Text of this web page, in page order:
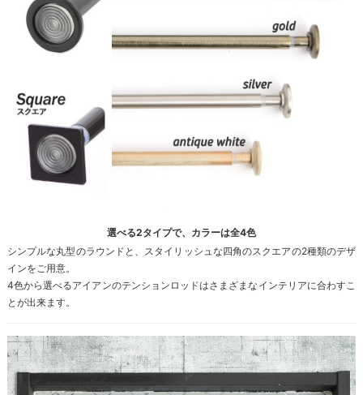
選べる2タイプで、カラーは全4色
シンプルな丸型のラウンドと、スタイリッシュな四角のスクエアの2種類のデザ
インをご用意。
4色から選べるアイアンのテンションロッドはさまざまなインテリアに合わすこ
とが出来ます。